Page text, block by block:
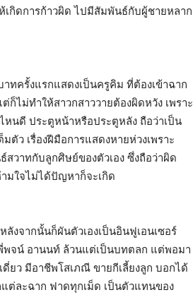
กิดการก้าวผิด ไปมีสัมพันธ์กับผู้ชายหลาก
ทครั้งแรกแสดงเป็นครูคิม ที่ต้องเข้าฉาก
ไม่ทำให้สาวกสาววายต้องผิดหวัง เพราะ
หนดี ประตูหน้าหรือประตูหลัง ถือว่าเป็น
ว เรื่องฝีมือการแสดงหายห่วงเพราะ
สวาทกับลูกศิษย์ของตัวเอง ซึ่งถือว่าผิด
มใจไม่ได้ปัญหาก็จะเกิด
ลังจากนั้นก็ผันตัวเองเป็นอินฟูเอนเซอร์
พี่พจน์ อานนท์ ล้วนแต่เป็นบทตลก แต่พอมา
ยว มีอาชีพโสเภณี ขายกีเลี้ยงลูก บอกได้
ต่ละฉาก ฟาดทุกเม็ด เป็นตัวแทนของ